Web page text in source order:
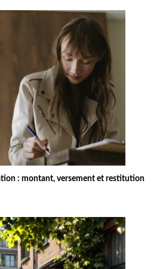
: montant, versement et restitution